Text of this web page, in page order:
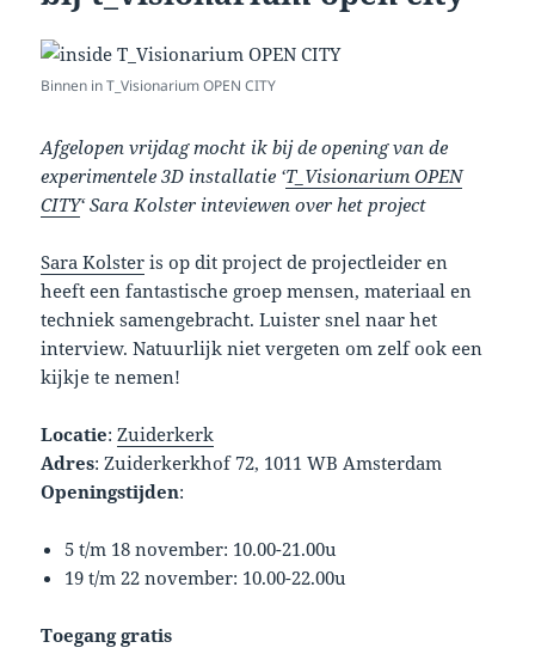
Binnen in T_Visionarium OPEN CITY
Afgelopen vrijdag mocht ik bij de opening van de
experimentele 3D installatie ‘T_Visionarium OPEN
CITY‘ Sara Kolster inteviewen over het project
Sara Kolster is op dit project de projectleider en
heeft een fantastische groep mensen, materiaal en
techniek samengebracht. Luister snel naar het
interview. Natuurlijk niet vergeten om zelf ook een
kijkje te nemen!
Locatie:Zuiderkerk
Adres: Zuiderkerkhof 72, 1011 WB Amsterdam
Openingstijden:
5 t/m 18 november: 10.00-21.00u
19 t/m 22 november: 10.00-22.00u
Toegang gratis